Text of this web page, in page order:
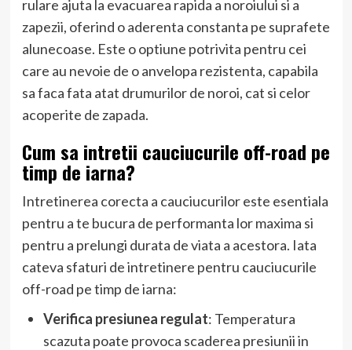
rulare ajuta la evacuarea rapida a noroiului si a
zapezii, oferind o aderenta constanta pe suprafete
alunecoase. Este o optiune potrivita pentru cei
care au nevoie de o anvelopa rezistenta, capabila
sa faca fata atat drumurilor de noroi, cat si celor
acoperite de zapada.
Cum sa intretii cauciucurile off-road pe
timp de iarna?
Intretinerea corecta a cauciucurilor este esentiala
pentru a te bucura de performanta lor maxima si
pentru a prelungi durata de viata a acestora. Iata
cateva sfaturi de intretinere pentru cauciucurile
off-road pe timp de iarna:
Verifica presiunea regulat: Temperatura
scazuta poate provoca scaderea presiunii in